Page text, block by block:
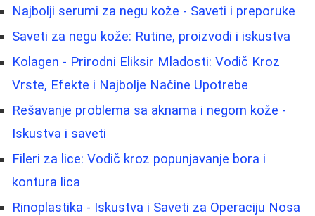
Najbolji serumi za negu kože - Saveti i preporuke
Saveti za negu kože: Rutine, proizvodi i iskustva
Kolagen - Prirodni Eliksir Mladosti: Vodič Kroz
Vrste, Efekte i Najbolje Načine Upotrebe
Rešavanje problema sa aknama i negom kože -
Iskustva i saveti
Fileri za lice: Vodič kroz popunjavanje bora i
kontura lica
Rinoplastika - Iskustva i Saveti za Operaciju Nosa